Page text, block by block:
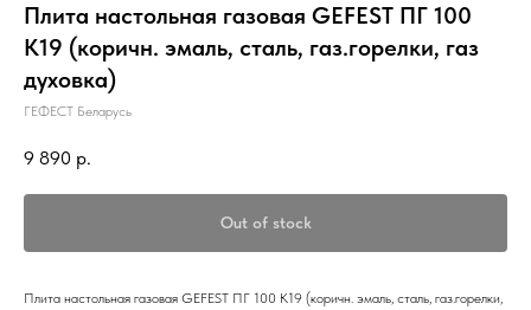
Плита настольная газовая GEFEST ПГ 100
К19 (коричн. эмаль, сталь, газ.горелки, газ
духовка)
ГЕФЕСТ Беларусь
9 890 р.
Out of stock
Плита настольная газовая GEFEST ПГ 100 К19 (коричн. эмаль, сталь, газ.горелки,